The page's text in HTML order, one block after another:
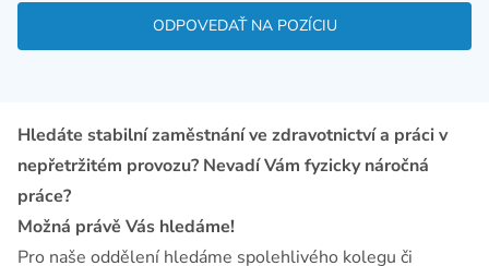
ODPOVEDAŤ NA POZÍCIU
Hledáte stabilní zaměstnání ve zdravotnictví a práci v
nepřetržitém provozu? Nevadí Vám fyzicky náročná
práce?
Možná právě Vás hledáme!
Pro naše oddělení hledáme spolehlivého kolegu či